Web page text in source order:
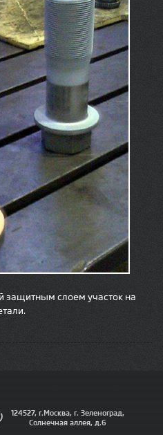
слоем участок на
124527, г.Москва, г. Зеленоград,
Солнечная аллея, д.6